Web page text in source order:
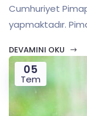
Cumhuriyet
yapmaktadır.
DEVAMINI OKU
05
Tem